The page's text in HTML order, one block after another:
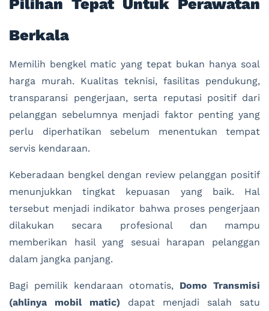
Pilihan Tepat Untuk Perawatan
Berkala
Memilih bengkel matic yang tepat bukan hanya soal
harga murah. Kualitas teknisi, fasilitas pendukung,
transparansi pengerjaan, serta reputasi positif dari
pelanggan sebelumnya menjadi faktor penting yang
perlu diperhatikan sebelum menentukan tempat
servis kendaraan.
Keberadaan bengkel dengan review pelanggan positif
menunjukkan tingkat kepuasan yang baik. Hal
tersebut menjadi indikator bahwa proses pengerjaan
dilakukan secara profesional dan mampu
memberikan hasil yang sesuai harapan pelanggan
dalam jangka panjang.
Bagi pemilik kendaraan otomatis, Domo Transmisi
(ahlinya mobil matic) dapat menjadi salah satu